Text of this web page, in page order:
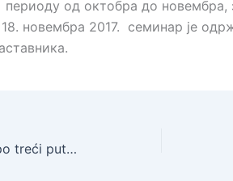
од октобра до новембра,
новембра 2017. семинар је
Zbog velikog interesovanja po treći put održan seminar „Kreativna upotreba udžbenika u nastavi stranog jezika“